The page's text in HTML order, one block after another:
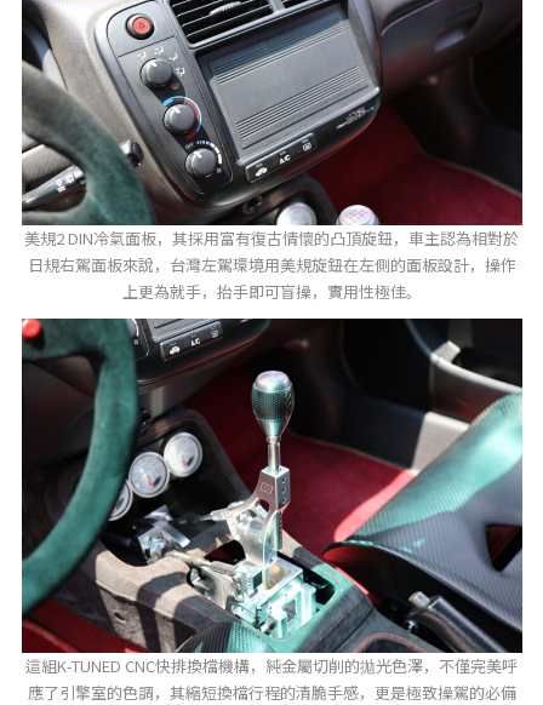
美規2 DIN冷氣面板，其採用富有復古情懷的凸頂旋鈕，車主認為相對於
日規右駕面板來說，台灣左駕環境用美規旋鈕在左側的面板設計，操作
上更為就手，抬手即可盲操，實用性極佳。
這組K-TUNED CNC快排換檔機構，純金屬切削的拋光色澤，不僅完美呼
應了引擎室的色調，其縮短換檔行程的清脆手感，更是極致操駕的必備